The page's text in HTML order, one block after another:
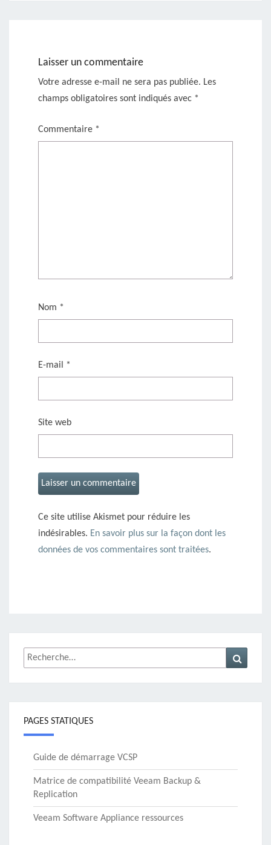
Laisser un commentaire
Votre adresse e-mail ne sera pas publiée. Les
champs obligatoires sont indiqués avec *
Commentaire *
Nom *
E-mail *
Site web
Ce site utilise Akismet pour réduire les
indésirables. En savoir plus sur la façon dont les
données de vos commentaires sont traitées.
Rechercher :
PAGES STATIQUES
Guide de démarrage VCSP
Matrice de compatibilité Veeam Backup &
Replication
Veeam Software Appliance ressources